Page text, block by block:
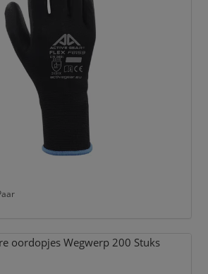
oordopjes Wegwerp 200 Stuks